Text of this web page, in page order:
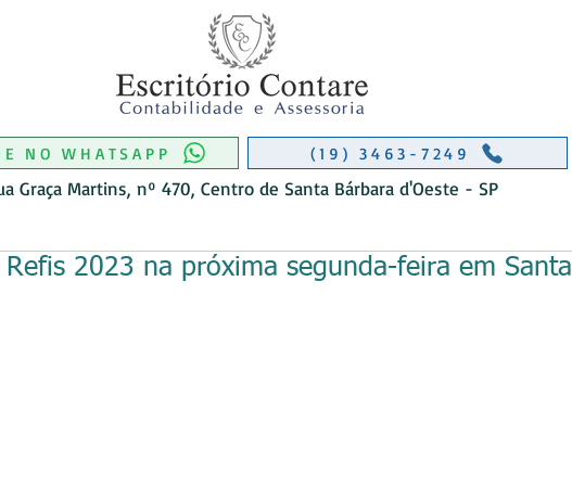
DE CONTABIL EM AMERICANA
CONTABILIDADE EM MONTE MORR
CONTÁBIL EM MONTE MOR
CONTÁBIL EM MONTE MOR
EM MONTE MOR
CONTÁBIL EM MONTE MOR
NO WHATSAPP (19) 3463-7249
Graça Martins, nº 470, Centro de Santa Bárbara d'Oeste - SP
2023 na próxima segunda-feira em Santa